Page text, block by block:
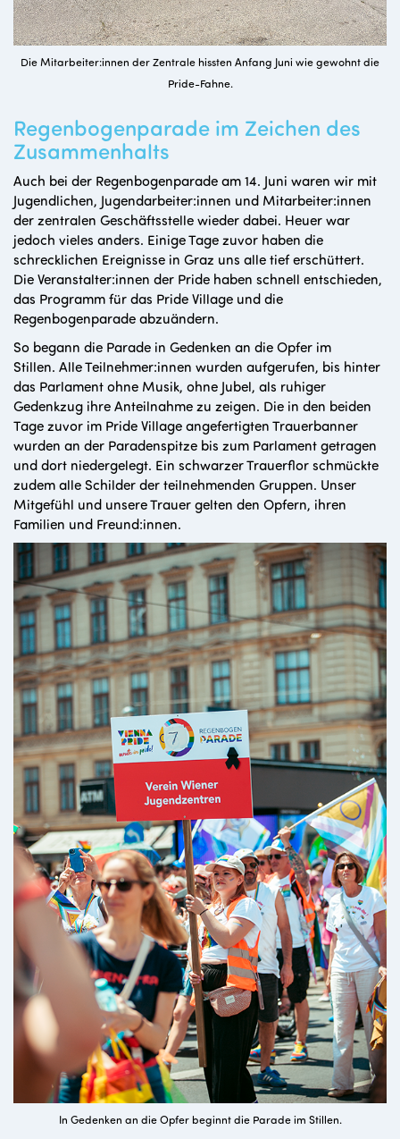
Die Mitarbeiter:innen der Zentrale hissten Anfang Juni wie gewohnt die
Pride-Fahne.
Regenbogenparade im Zeichen des
Zusammenhalts
Auch bei der Regenbogenparade am 14. Juni waren wir mit
Jugendlichen, Jugendarbeiter:innen und Mitarbeiter:innen
der zentralen Geschäftsstellewieder dabei. Heuer war
jedoch vieles anders. Einige Tage zuvor haben die
schrecklichen Ereignisse in Graz uns alle tief erschüttert.
Die Veranstalter:innen der Pride haben schnell entschieden,
das Programm für das Pride Village und die
Regenbogenparade abzuändern.
So begann die Parade in Gedenken an die Opfer im
Stillen. Alle Teilnehmer:innen wurden aufgerufen, bis hinter
das Parlament ohne Musik, ohne Jubel, als ruhiger
Gedenkzug ihre Anteilnahme zu zeigen. Die in den beiden
Tage zuvor im Pride Village angefertigten Trauerbanner
wurden an der Paradenspitze bis zum Parlament getragen
und dort niedergelegt. Ein schwarzer Trauerflor schmückte
zudem alle Schilder der teilnehmenden Gruppen. Unser
Mitgefühl und unsere Trauer gelten den Opfern, ihren
Familien und Freund:innen.
In Gedenken an die Opfer beginnt die Parade im Stillen.